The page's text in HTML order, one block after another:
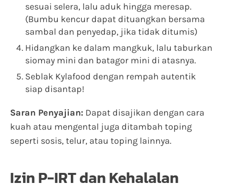
sesuai selera, lalu aduk hingga meresap.
(Bumbu kencur dapat dituangkan bersama
sambal dan penyedap, jika tidak ditumis)
Hidangkan ke dalam mangkuk, lalu taburkan
siomay mini dan batagor mini di atasnya.
Seblak Kylafood dengan rempah autentik
siap disantap!
Saran Penyajian: Dapat disajikan dengan cara
kuah atau mengental juga ditambah toping
seperti sosis, telur, atau toping lainnya.
Izin P-IRT dan Kehalalan